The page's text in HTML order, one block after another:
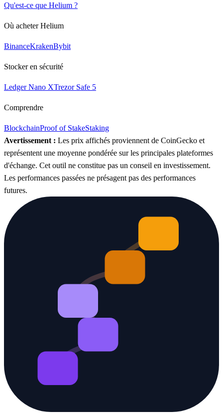
Qu'est-ce que Helium ?
Où acheter Helium
BinanceKrakenBybit
Stocker en sécurité
Ledger Nano XTrezor Safe 5
Comprendre
BlockchainProof of StakeStaking
Avertissement : Les prix affichés proviennent de CoinGecko et
représentent une moyenne pondérée sur les principales plateformes
d'échange. Cet outil ne constitue pas un conseil en investissement.
Les performances passées ne présagent pas des performances
futures.